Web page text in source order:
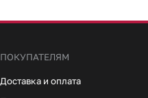
ПОКУПАТЕЛЯМ
Доставка и оплата